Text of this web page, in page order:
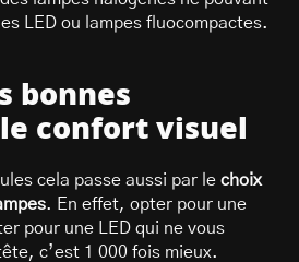
LED ou lampes fluocompactes.
bonnes
confort visuel
cela passe aussi par le choix
. En effet, opter pour une
pour une LED qui ne vous
c’est 1 000 fois mieux.